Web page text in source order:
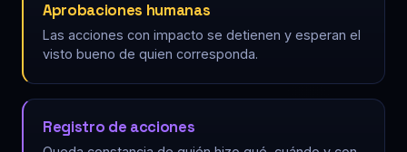
Aprobaciones humanas
Las acciones con impacto se detienen y esperan el
visto bueno de quien corresponda.
Registro de acciones